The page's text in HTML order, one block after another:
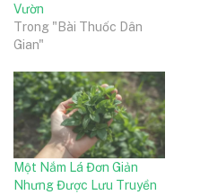
Vườn
Trong "Bài Thuốc Dân
Gian"
Một Nắm Lá Đơn Giản
Nhưng Được Lưu Truyền